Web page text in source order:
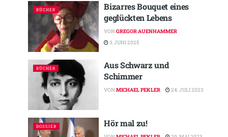
BÜCHER
Bizarres Bouquet eines
geglückten Lebens
VON GREGOR AUENHAMMER
3. JUNI 2025
BÜCHER
Aus Schwarz und
Schimmer
VON MICHAEL PEKLER 24. JULI 2023
DOSSIER Hör mal zu!